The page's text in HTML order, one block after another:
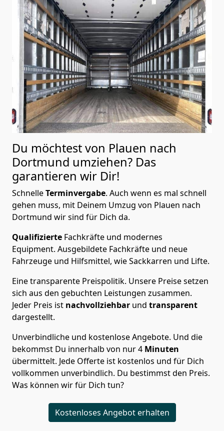
Du möchtest von Plauen nach
Dortmund umziehen? Das
garantieren wir Dir!
SchnelleTerminvergabe. Auch wenn es mal schnell
gehen muss, mit Deinem Umzug von Plauen nach
Dortmund wir sind für Dich da.
Qualifizierte Fachkräfte und modernes
Equipment. Ausgebildete Fachkräfte und neue
Fahrzeuge und Hilfsmittel, wie Sackkarren und Lifte.
Eine transparente Preispolitik. Unsere Preise setzen
sich aus den gebuchten Leistungen zusammen.
Jeder Preis ist nachvollziehbar und transparent
dargestellt.
Unverbindliche und kostenlose Angebote. Und die
bekommst Du innerhalb von nur4 Minuten
übermittelt. Jede Offerte ist kostenlos und für Dich
vollkommen unverbindlich. Du bestimmst den Preis.
Was können wir für Dich tun?
Kostenloses Angebot erhalten